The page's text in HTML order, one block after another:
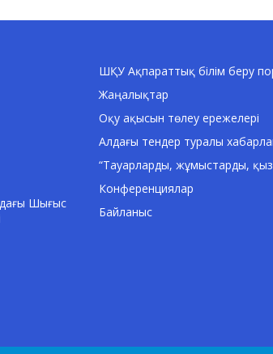
Шығыс
ШҚУ Ақпараттық білім беру
Жаңалықтар
Оқу ақысын төлеу ережелері
Алдағы тендер туралы
“Тауарларды, жұмыстарды,
Конференциялар
Байланыс